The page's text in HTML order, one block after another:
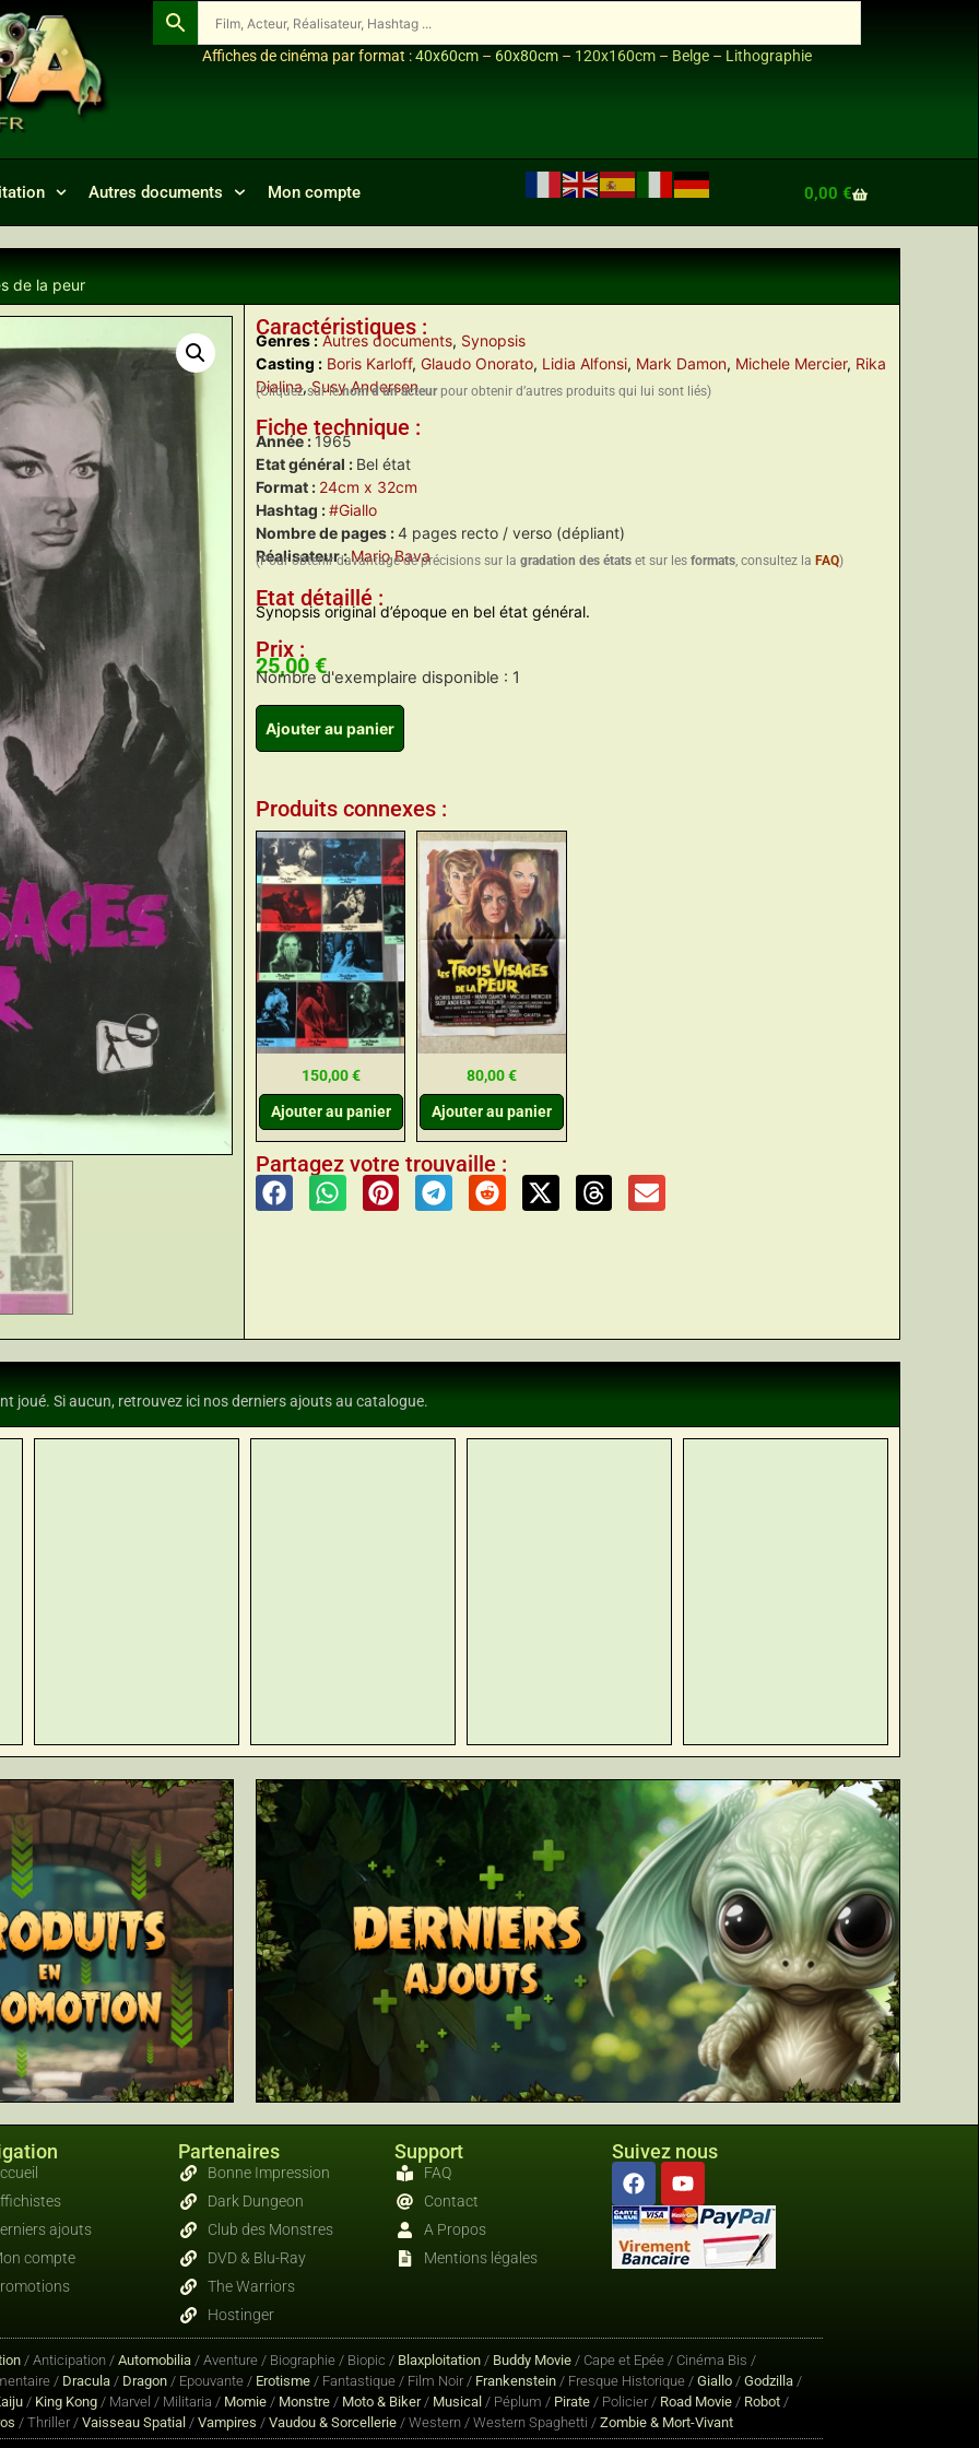
Affiches de cinéma par format :40x60cm – 60x80cm – 120x160cm – Belge – Lithographie
Autres documents Mon compte 0,00 €
de la peur
Caractéristiques :
Genres : Autres documents, Synopsis
Casting : Boris Karloff, Glaudo Onorato, Lidia Alfonsi, Mark Damon, Michele Mercier, Rika
Dialina,Susy Andersen
(Cliquez sur lenom d’un acteurpour obtenir d’autres produits qui lui sont liés)
Fiche technique :
Année : 1965
Etat général : Bel état
Format : 24cm x 32cm
Hashtag :#Giallo
Nombre de pages :4 pages recto / verso (dépliant)
Réalisateur :Mario Bava
(Pour obtenir davantage de précisions sur la gradation des états et sur les formats, consultez la FAQ)
Etat détaillé :
Synopsis original d’époque en bel état général.
Prix :
25,00 €
Nombre d'exemplaire disponible : 1
Ajouter au panier
Produits connexes :
150,00€
Ajouter au panier
80,00€
Ajouter au panier
Partagez votre trouvaille :
joué. Si aucun, retrouvez ici nos derniers ajouts au catalogue.
ajouts
compte
Partenaires
Bonne Impression
Dark Dungeon
Club des Monstres
DVD & Blu-Ray
The Warriors
Hostinger
Support
FAQ
Contact
A Propos
Mentions légales
Suivez nous
/ Anticipation / Automobilia / Aventure / Biographie / Biopic / Blaxploitation / Buddy Movie / Cape et Epée / Cinéma Bis /
/ Dracula / Dragon / Epouvante / Erotisme / Fantastique / Film Noir / Frankenstein / Fresque Historique / Giallo / Godzilla /
/ King Kong / Marvel / Militaria / Momie / Monstre / Moto & Biker/ Musical / Péplum / Pirate / Policier / Road Movie / Robot /
/ Thriller / Vaisseau Spatial / Vampires / Vaudou & Sorcellerie / Western / Western Spaghetti / Zombie & Mort-Vivant